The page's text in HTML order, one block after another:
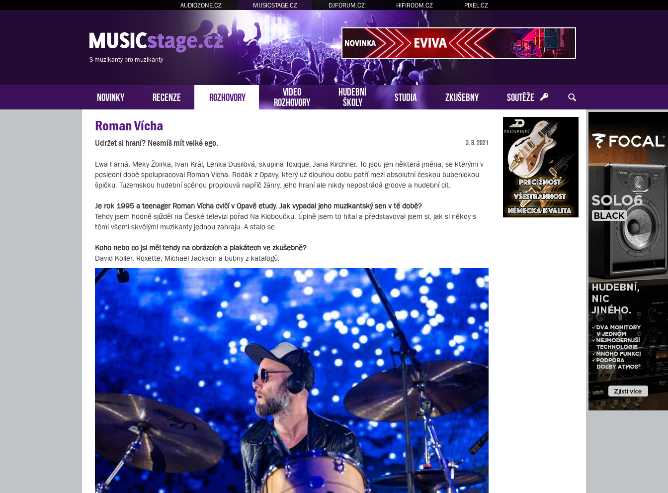
AUDIOZONE.CZ MUSICSTAGE.CZ DJFORUM.CZ HIFIROOM.CZ PIXEL.CZ
S muzikanty pro muzikanty
NOVINKY RECENZE ROZHOVORY
VIDEO
ROZHOVORY
HUDEBNÍ
ŠKOLY
STUDIA ZKUŠEBNY SOUTĚŽE
Roman Vícha
Udržet si hraní? Nesmíš mít velké ego. 3. 8. 2021
Ewa Farná, Meky Žbirka, Ivan Král, Lenka Dusilová, skupina Toxique, Jana Kirchner. To jsou jen některá jména, se kterými v
poslední době spolupracoval Roman Vícha. Rodák z Opavy, který už dlouhou dobu patří mezi absolutní českou bubenickou
špičku. Tuzemskou hudební scénou proplouvá napříč žánry, jeho hraní ale nikdy nepostrádá groove a hudební cit.
Je rok 1995 a teenager Roman Vícha cvičí v Opavě etudy. Jak vypadal jeho muzikantský sen v té době?
Tehdy jsem hodně sjížděl na České televizi pořad Na Kloboučku. Úplně jsem to hltal a představoval jsem si, jak si někdy s
těmi všemi skvělými muzikanty jednou zahraju. A stalo se.
Koho nebo co jsi měl tehdy na obrázcích a plakátech ve zkušebně?
David Koller, Roxette, Michael Jackson a bubny z katalogů.